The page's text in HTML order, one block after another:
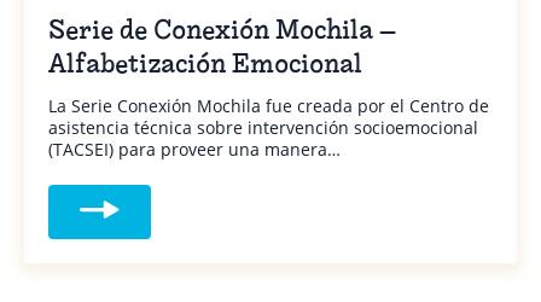
Serie de Conexión Mochila –
Alfabetización Emocional
La Serie Conexión Mochila fue creada por el Centro de
asistencia técnica sobre intervención socioemocional
(TACSEI) para proveer una manera…
Read more about Serie de Conexión